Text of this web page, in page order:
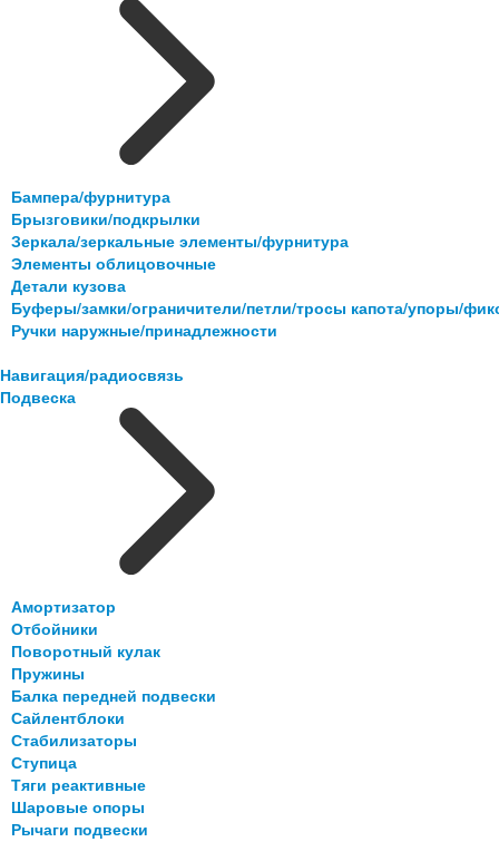
Бампера/фурнитура
Брызговики/подкрылки
Зеркала/зеркальные элементы/фурнитура
Элементы облицовочные
Детали кузова
Буферы/замки/ограничители/петли/тросы капота/упоры/
Ручки наружные/принадлежности
Навигация/радиосвязь
Подвеска
Амортизатор
Отбойники
Поворотный кулак
Пружины
Балка передней подвески
Сайлентблоки
Стабилизаторы
Ступица
Тяги реактивные
Шаровые опоры
Рычаги подвески